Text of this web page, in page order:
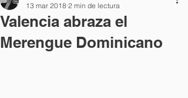
Valencia abraza el
Merengue Dominicano
13 mar 2018 2 min de lectura